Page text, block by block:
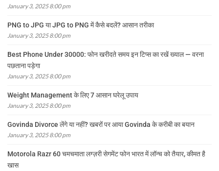
January 3, 2025 8:00 pm
PNG to JPG या JPG to PNG में कैसे बदलें? आसान तरीका
January 3, 2025 8:00 pm
Best Phone Under 30000: फोन खरीदते समय इन टिप्स का रखें ख्याल — वरना
पछताना पड़ेगा
January 3, 2025 8:00 pm
Weight Management के लिए 7 आसान घरेलू उपाय
January 3, 2025 8:00 pm
Govinda Divorce लेंगे या नहीं? खबरों पर आया Govinda के करीबी का बयान
January 3, 2025 8:00 pm
Motorola Razr 60 चमचमाता लग्ज़री सेगमेंट फोन भारत में लॉन्च को तैयार, कीमत है
खास